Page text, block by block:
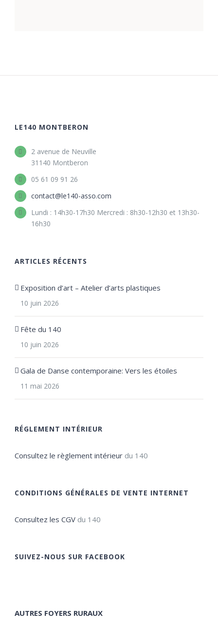
LE140 MONTBERON
2 avenue de Neuville
31140 Montberon
05 61 09 91 26
contact@le140-asso.com
Lundi : 14h30-17h30 Mercredi : 8h30-12h30 et 13h30-
16h30
ARTICLES RÉCENTS
Exposition d’art – Atelier d’arts plastiques
10 juin 2026
Fête du 140
10 juin 2026
Gala de Danse contemporaine: Vers les étoiles
11 mai 2026
RÉGLEMENT INTÉRIEUR
Consultez le règlement intérieur du 140
CONDITIONS GÉNÉRALES DE VENTE INTERNET
Consultez les CGV du 140
SUIVEZ-NOUS SUR FACEBOOK
AUTRES FOYERS RURAUX